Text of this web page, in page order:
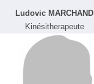
Ludovic MARCHAND
Kinésitherapeute